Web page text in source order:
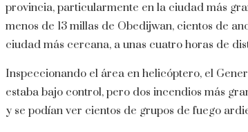
provincia, particularmente en la ciudad más
menos de 13 millas de Obedijwan, cientos de
ciudad más cercana, a unas cuatro horas de
Inspeccionando el área en helicóptero, el
estaba bajo control, pero dos incendios más
y se podían ver cientos de grupos de fuego